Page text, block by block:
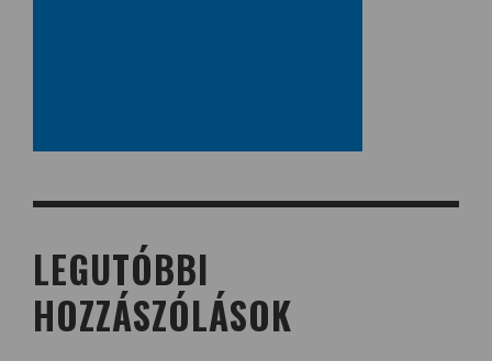
LEGUTÓBBI
HOZZÁSZÓLÁSOK